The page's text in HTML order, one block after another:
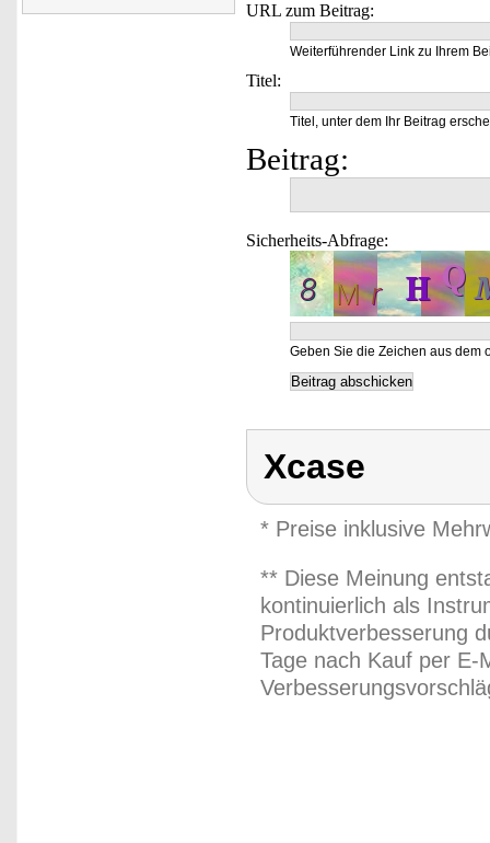
URL zum Beitrag:
Weiterführender Link zu Ihrem
Titel:
Titel, unter dem Ihr Beitrag
Beitrag:
Sicherheits-Abfrage:
Geben Sie die Zeichen aus dem
Xcase
* Preise inklusive
** Diese Meinung
kontinuierlich als
Produktverbesserung
Tage nach Kauf per E-